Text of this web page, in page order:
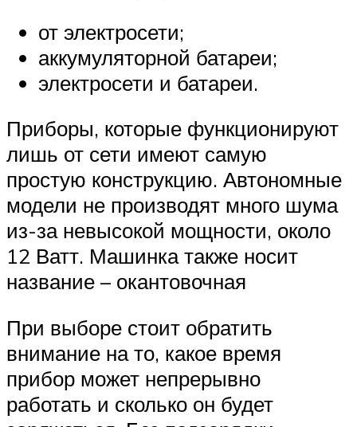
от электросети;
аккумуляторной батареи;
электросети и батареи.
Приборы, которые функционируют
лишь от сети имеют самую
простую конструкцию. Автономные
модели не производят много шума
из-за невысокой мощности, около
12 Ватт. Машинка также носит
название – окантовочная
При выборе стоит обратить
внимание на то, какое время
прибор может непрерывно
работать и сколько он будет